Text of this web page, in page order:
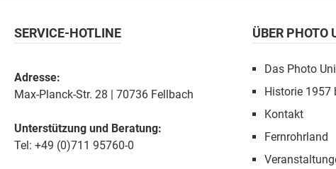
SERVICE-HOTLINE
Adresse:
Max-Planck-Str. 28 | 70736 Fellbach
Unterstützung und Beratung:
Tel: +49 (0)711 95760-0
ÜBER PHOTO
Das Photo
Historie 1957
Kontakt
Fernrohrland